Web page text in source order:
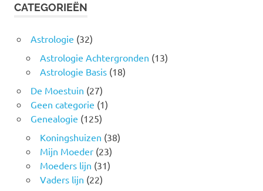
CATEGORIEËN
Astrologie (32)
Astrologie Achtergronden (13)
Astrologie Basis(18)
De Moestuin (27)
Geen categorie (1)
Genealogie (125)
Koningshuizen (38)
Mijn Moeder(23)
Moeders lijn (31)
Vaders lijn (22)